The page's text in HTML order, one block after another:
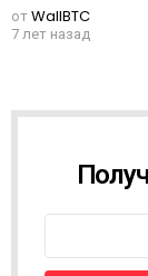
отWallBTC
7 лет назад
W
L